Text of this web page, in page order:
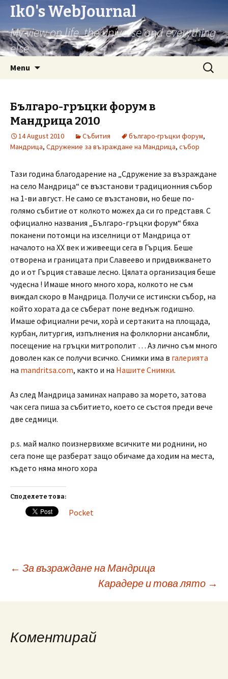
Ik0's WebJournal
My view on life, the universe and everything
else
Menu
Search
for:
Българо-гръцки форум в
Мандрица 2010
14 August 2010 Събития българо-гръцки форум,
Мандрица, Сдружение за възраждане на Мандрица, събор
Тази година благодарение на „Сдружение за възраждане
на село Мандрица“ се възстанови традиционния събор
на 1-ви август. Не само се възстанови, но беше по-
голямо събитие от колкото можех да си го представя. С
официално названия „Българо-гръцки форум“ бяха
поканени потомци на изселници от Мандрица от
началото на XX век и живеещи сега в Гърция. Беше
отворена и границата при Славеево и придвижването
до и от Гърция ставаше лесно. Цялата организация беше
чудесна ! Имаше много много хора, колкото не съм
виждал скоро в Мандрица. Получи се истински събор, на
който хората да се съберат поне веднъж годишно.
Имаше официални речи, хорà и сертакита на площада,
курбан, литургия, изпълнения на фолклорни ансамбли,
посещение на гръцки митрополит … Аз лично съм много
доволен как се получи всичко. Снимки има в галерията
на mandritsa.com, както и на Нашите Снимки.
Аз след Мандрица заминах направо за морето, затова
чак сега пиша за събитието, което се състоя преди вече
две седмици.
p.s. май малко поизнервихме всичките ми роднини, но
сега поне ще разберат защо обичаме да ходим на места,
където няма много хора
Споделете това:
Pocket
Post
navigation
← За възраждане на Мандрица
Карадере и това лято →
Коментирай